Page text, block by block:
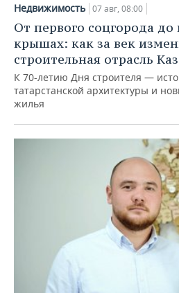
Недвижимость 07 авг, 08:00
От первого соцгорода до
крышах: как за век
строительная отрасль
К 70-летию Дня строителя —
татарстанской архитектуры и
жилья